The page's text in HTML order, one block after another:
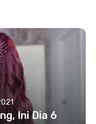
Ini Dia 6